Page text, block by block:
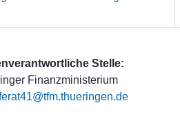
Stelle:
Finanzministerium